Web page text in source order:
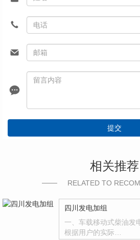
提交
相关推荐
RELATED TO
四川发电加组
一、车载移动式柴油发
根据用户的实际…